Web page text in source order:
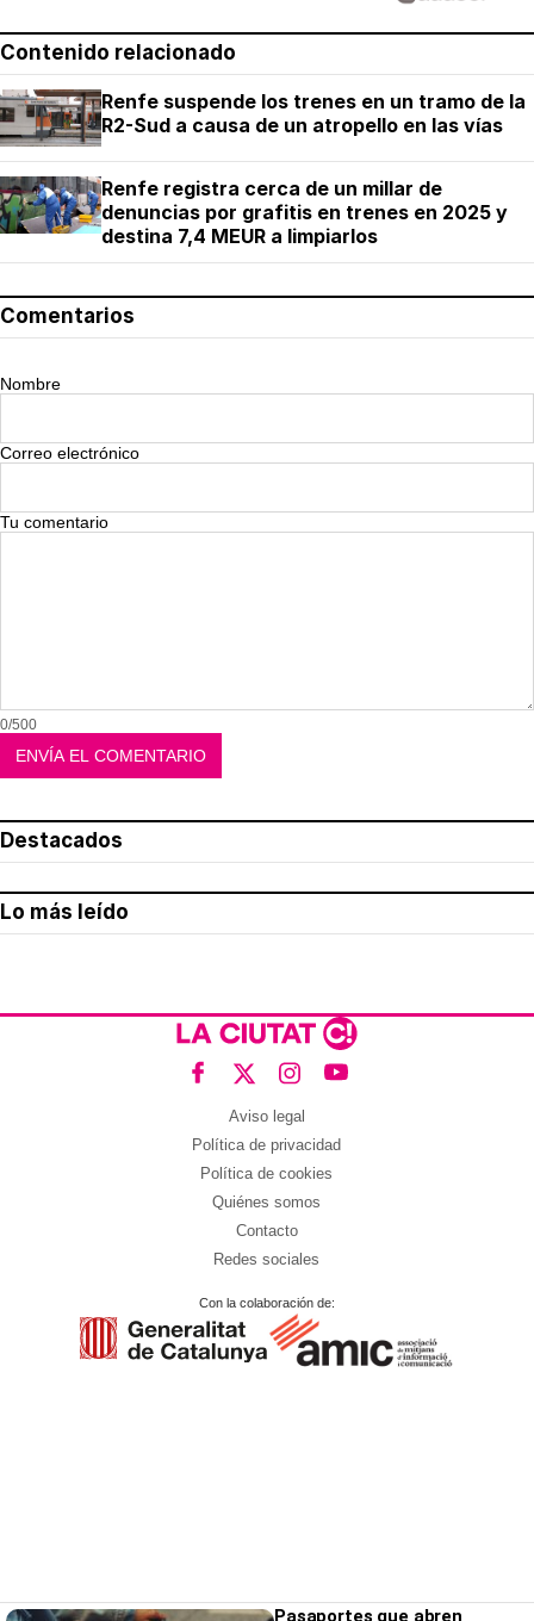
Contenido relacionado
Renfe suspende los trenes en un tramo de la
R2-Sud a causa de un atropello en las vías
Renfe registra cerca de un millar de
denuncias por grafitis en trenes en 2025 y
destina 7,4 MEUR a limpiarlos
Comentarios
Nombre
Correo electrónico
Tu comentario
0/500
Destacados
Lo más leído
Aviso legal
Política de privacidad
Política de cookies
Quiénes somos
Contacto
Redes sociales
Con la colaboración de:
Pasaportes que abren